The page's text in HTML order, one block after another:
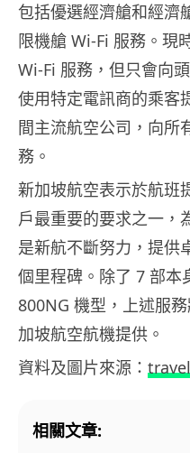
包括優選經濟艙和經濟
限機艙 Wi-Fi 服務。現
Wi-Fi 服務，但只會向
使用特定電訊商的乘客
間主流航空公司，向所
務。
新加坡航空表示於航班
戶最重要的要求之一，
是新航不斷努力，提供
個里程碑。除了 7 部本
800NG 機型，上述服
加坡航空航機提供。
資料及圖片來源：
相關文章: